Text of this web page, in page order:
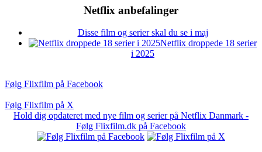
Netflix anbefalinger
Disse film og serier skal du se i maj
Netflix droppede 18 serier
i 2025
Følg Flixfilm på Facebook
Følg Flixfilm på X
Hold dig opdateret med nye film og serier på Netflix Danmark -
Følg Flixfilm.dk på Facebook